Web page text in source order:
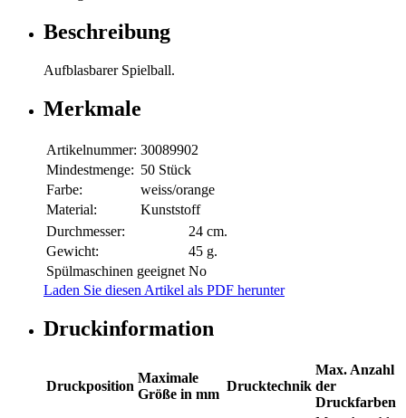
Beschreibung
Aufblasbarer Spielball.
Merkmale
Artikelnummer: 30089902
Mindestmenge: 50 Stück
Farbe:
weiss/orange
Material:
Kunststoff
Durchmesser:
24 cm.
Gewicht:
45 g.
Spülmaschinen geeignet No
Laden Sie diesen Artikel als PDF herunter
Druckinformation
Druckposition
Maximale
Größe in mm
Drucktechnik
Max. Anzahl
der
Druckfarben